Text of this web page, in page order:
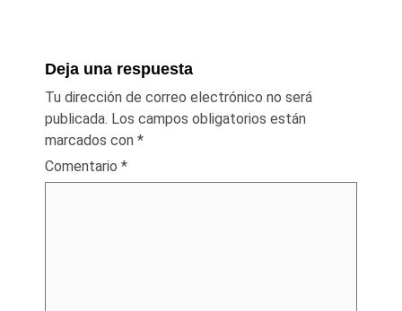
Deja una respuesta
Tu dirección de correo electrónico no será
publicada. Los campos obligatorios están
marcados con *
Comentario *